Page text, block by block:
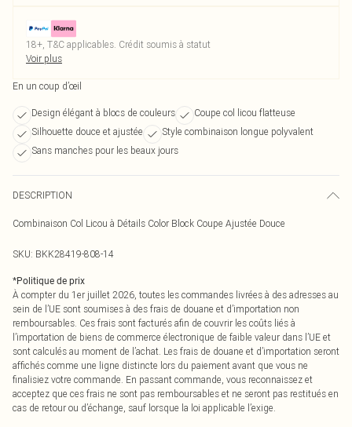
18+, T&C applicables. Crédit soumis à statut
Voir plus
En un coup d’œil
Design élégant à blocs de couleurs
Coupe col licou flatteuse
Silhouette douce et ajustée
Style combinaison longue polyvalent
Sans manches pour les beaux jours
DESCRIPTION
Combinaison Col Licou à Détails Color Block Coupe Ajustée Douce
SKU: BKK28419-808-14
*Politique de prix
À compter du 1er juillet 2026, toutes les commandes livrées à des adresses au
sein de l’UE sont soumises à des frais de douane et d’importation non
remboursables. Ces frais sont facturés afin de couvrir les coûts liés à
l’importation de biens de commerce électronique de faible valeur dans l’UE et
sont calculés au moment de l’achat. Les frais de douane et d’importation seront
affichés comme une ligne distincte lors du paiement avant que vous ne
finalisiez votre commande. En passant commande, vous reconnaissez et
acceptez que ces frais ne sont pas remboursables et ne seront pas restitués en
cas de retour ou d’échange, sauf lorsque la loi applicable l’exige.